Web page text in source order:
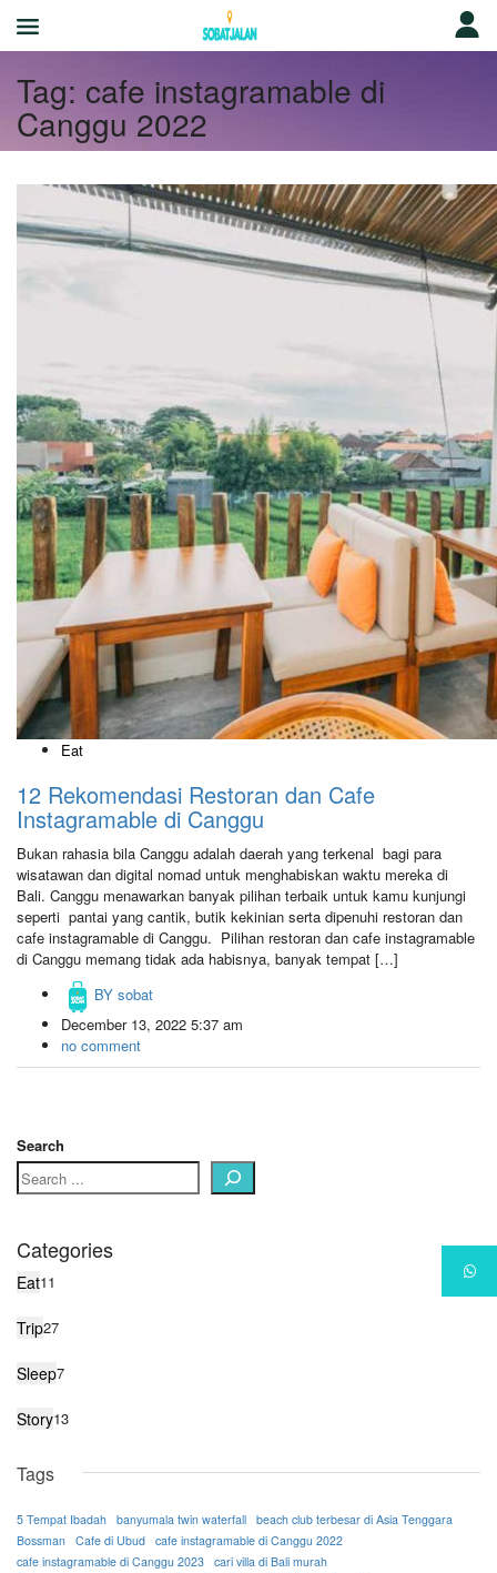
Tag: cafe instagramable di
Canggu 2022
Eat
12 Rekomendasi Restoran dan Cafe
Instagramable di Canggu
Bukan rahasia bila Canggu adalah daerah yang terkenal bagi para
wisatawan dan digital nomad untuk menghabiskan waktu mereka di
Bali. Canggu menawarkan banyak pilihan terbaik untuk kamu kunjungi
seperti pantai yang cantik, butik kekinian serta dipenuhi restoran dan
cafe instagramable di Canggu. Pilihan restoran dan cafe instagramable
di Canggu memang tidak ada habisnya, banyak tempat […]
BY sobat
December 13, 2022 5:37 am
no comment
Search
Categories
Eat11
Trip27
Sleep7
Story13
Tags
5 Tempat Ibadah banyumala twin waterfall beach club terbesar di Asia Tenggara
Bossman Cafe di Ubud cafe instagramable di Canggu 2022
cafe instagramable di Canggu 2023 cari villa di Bali murah